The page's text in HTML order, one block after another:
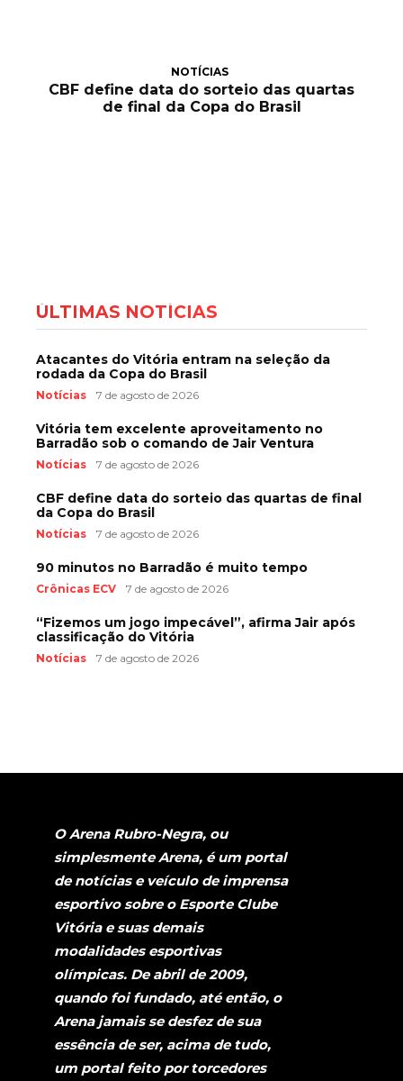
NOTÍCIAS
CBF define data do sorteio das quartas
de final da Copa do Brasil
ÚLTIMAS NOTÍCIAS
Atacantes do Vitória entram na seleção da
rodada da Copa do Brasil
Notícias 7 de agosto de 2026
Vitória tem excelente aproveitamento no
Barradão sob o comando de Jair Ventura
Notícias 7 de agosto de 2026
CBF define data do sorteio das quartas de final
da Copa do Brasil
Notícias 7 de agosto de 2026
90 minutos no Barradão é muito tempo
Crônicas ECV 7 de agosto de 2026
“Fizemos um jogo impecável”, afirma Jair após
classificação do Vitória
Notícias 7 de agosto de 2026
O Arena Rubro-Negra, ou
simplesmente Arena, é um portal
de notícias e veículo de imprensa
esportivo sobre o Esporte Clube
Vitória e suas demais
modalidades esportivas
olímpicas. De abril de 2009,
quando foi fundado, até então, o
Arena jamais se desfez de sua
essência de ser, acima de tudo,
um portal feito por torcedores